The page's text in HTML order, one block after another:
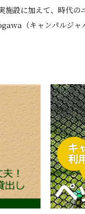
施設に加えて、時代
（キャンパルジ